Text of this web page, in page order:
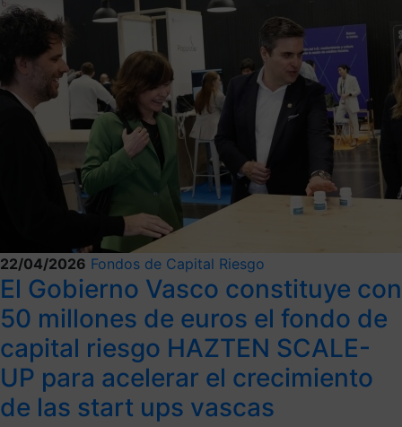
22/04/2026 Fondos de Capital Riesgo
El Gobierno Vasco constituye con
50 millones de euros el fondo de
capital riesgo HAZTEN SCALE-
UP para acelerar el crecimiento
de las start ups vascas